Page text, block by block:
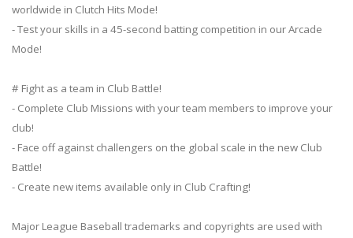
worldwide in Clutch Hits Mode!
- Test your skills in a 45-second batting competition in our Arcade
Mode!
# Fight as a team in Club Battle!
- Complete Club Missions with your team members to improve your
club!
- Face off against challengers on the global scale in the new Club
Battle!
- Create new items available only in Club Crafting!
Major League Baseball trademarks and copyrights are used with